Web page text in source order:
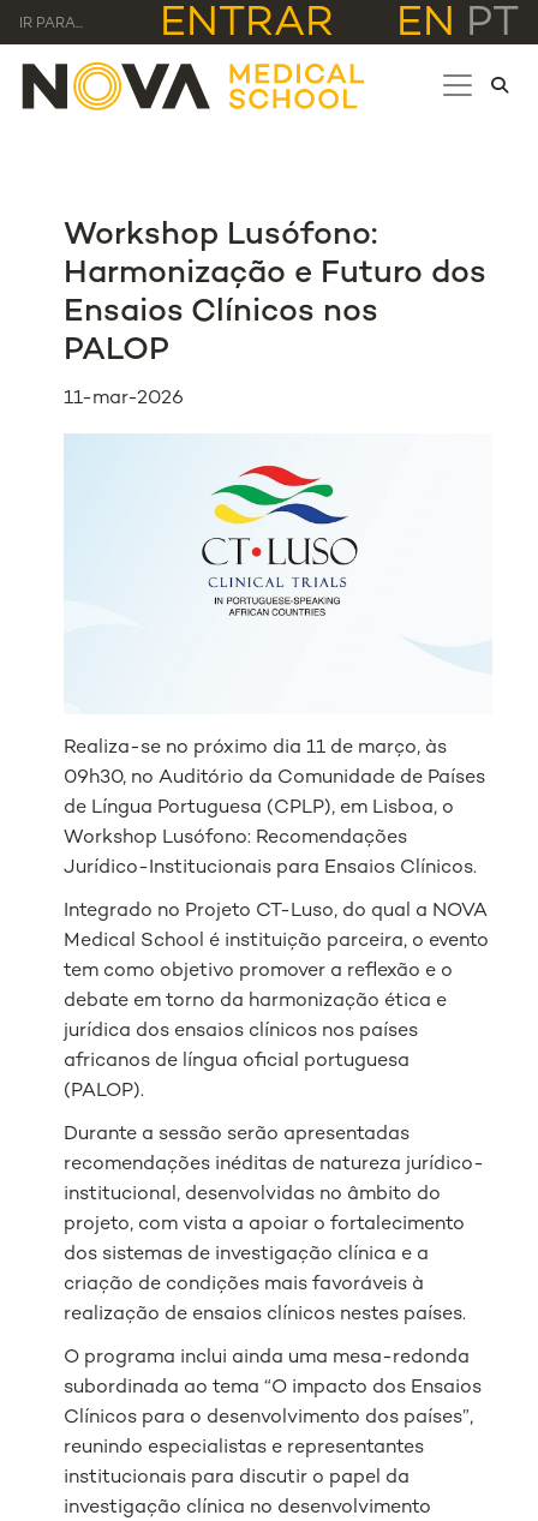
IR PARA... ENTRAR EN PT
Workshop Lusófono:
Harmonização e Futuro dos
Ensaios Clínicos nos
PALOP
11-mar-2026
Realiza-se no próximo dia 11 de março, às
09h30, no Auditório da Comunidade de Países
de Língua Portuguesa (CPLP), em Lisboa, o
Workshop Lusófono: Recomendações
Jurídico-Institucionais para Ensaios Clínicos.
Integrado no Projeto CT-Luso, do qual a NOVA
Medical School é instituição parceira, o evento
tem como objetivo promover a reflexão e o
debate em torno da harmonização ética e
jurídica dos ensaios clínicos nos países
africanos de língua oficial portuguesa
(PALOP).
Durante a sessão serão apresentadas
recomendações inéditas de natureza jurídico-
institucional, desenvolvidas no âmbito do
projeto, com vista a apoiar o fortalecimento
dos sistemas de investigação clínica e a
criação de condições mais favoráveis à
realização de ensaios clínicos nestes países.
O programa inclui ainda uma mesa-redonda
subordinada ao tema “O impacto dos Ensaios
Clínicos para o desenvolvimento dos países”,
reunindo especialistas e representantes
institucionais para discutir o papel da
investigação clínica no desenvolvimento